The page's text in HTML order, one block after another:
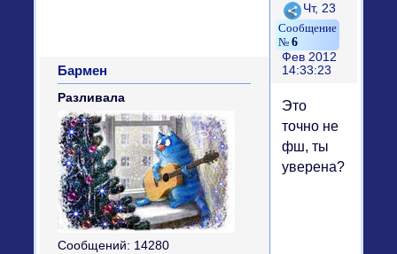
Поделиться
6
Чт, 23
Фев 2012
14:33:23
Бармен
Разливала
Сообщений: 14280
Это
точно не
фш, ты
уверена?